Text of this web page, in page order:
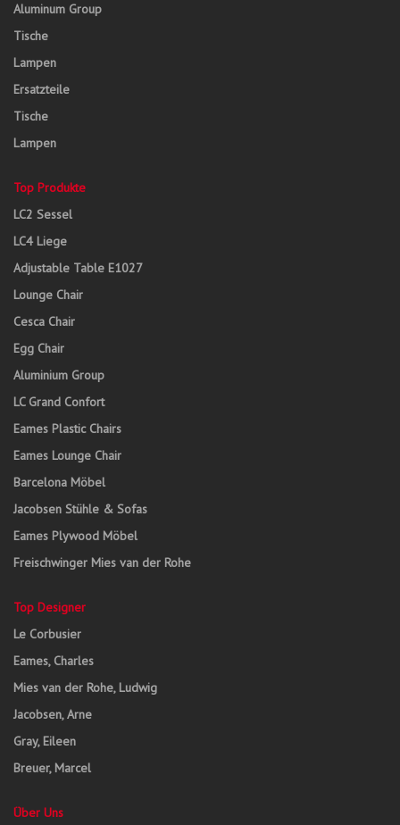
Aluminum Group
Tische
Lampen
Ersatzteile
Tische
Lampen
Top Produkte
LC2 Sessel
LC4 Liege
Adjustable Table E1027
Lounge Chair
Cesca Chair
Egg Chair
Aluminium Group
LC Grand Confort
Eames Plastic Chairs
Eames Lounge Chair
Barcelona Möbel
Jacobsen Stühle & Sofas
Eames Plywood Möbel
Freischwinger Mies van der Rohe
Top Designer
Le Corbusier
Eames, Charles
Mies van der Rohe, Ludwig
Jacobsen, Arne
Gray, Eileen
Breuer, Marcel
Über Uns